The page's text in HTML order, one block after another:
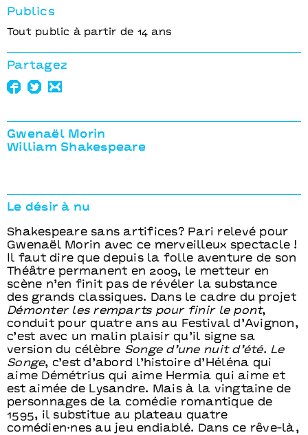
Gwenaël Morin
William Shakespeare
Le désir à nu
Shakespeare sans artifices? Pari relevé pour
Gwenaël Morin avec ce merveilleux spectacle !
Il faut dire que depuis la folle aventure de son
Théâtre permanent en 2009, le metteur en
scène n’en finit pas de révéler la substance
des grands classiques. Dans le cadre du projet
Démonter les remparts pour finir le pont,
conduit pour quatre ans au Festival d’Avignon,
c’est avec un malin plaisir qu’il signe sa
version du célèbre Songe d’une nuit d’été. Le
Songe, c’est d’abord l’histoire d’Héléna qui
aime Démétrius qui aime Hermia qui aime et
est aimée de Lysandre. Mais à la vingtaine de
personnages de la comédie romantique de
1595, il substitue au plateau quatre
comédien·nes au jeu endiablé. Dans ce rêve-là,
Publics
Tout public à partir de 14 ans
Partagez